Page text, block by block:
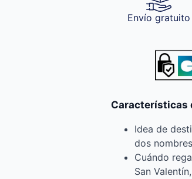
Envío gratuito
Características
Idea de
dos nombres
Cuándo
San